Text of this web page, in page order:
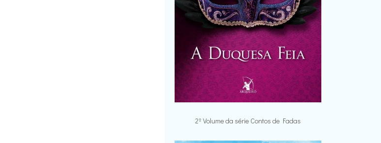
2º Volume da série Contos de Fadas